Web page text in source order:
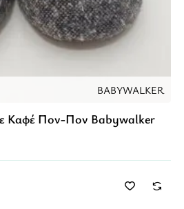
BABYWALKER
Καφέ Πον-Πον Babywalker